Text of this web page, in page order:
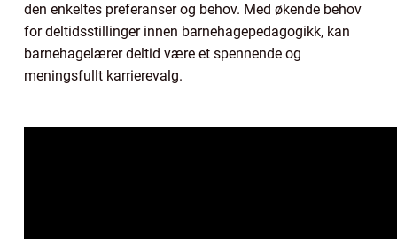
den enkeltes preferanser og behov. Med økende behov
for deltidsstillinger innen barnehagepedagogikk, kan
barnehagelærer deltid være et spennende og
meningsfullt karrierevalg.